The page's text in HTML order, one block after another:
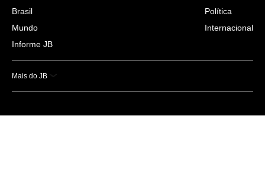
Brasil
Mundo
Informe JB
Política
Internacional
Mais do JB
Esportes